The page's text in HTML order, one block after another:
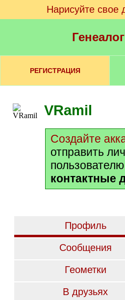
Нарисуйте свое
РЕГИСТРАЦИЯ
VRamil
Создайте
отправить
контактные
Профиль
Сообщения
Геометки
В друзьях